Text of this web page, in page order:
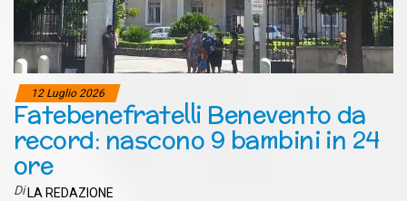
12 Luglio 2026
Fatebenefratelli Benevento da
record: nascono 9 bambini in 24
ore
Di LA REDAZIONE